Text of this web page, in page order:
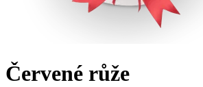
Červené růže